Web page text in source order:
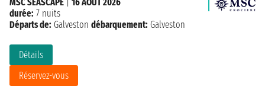
Détails
Réservez-vous
durée: 7 nuits
Départs de: Galveston débarquement: Galveston